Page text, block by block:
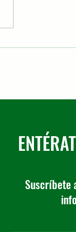
urbanos en
Suscríbete